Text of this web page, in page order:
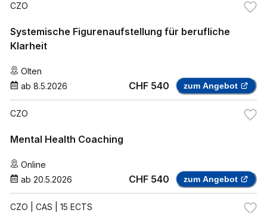
CZO
Systemische Figurenaufstellung für berufliche
Klarheit
Olten
ab 8.5.2026 CHF 540 zum Angebot
CZO
Mental Health Coaching
Online
ab 20.5.2026 CHF 540 zum Angebot
CZO | CAS | 15 ECTS